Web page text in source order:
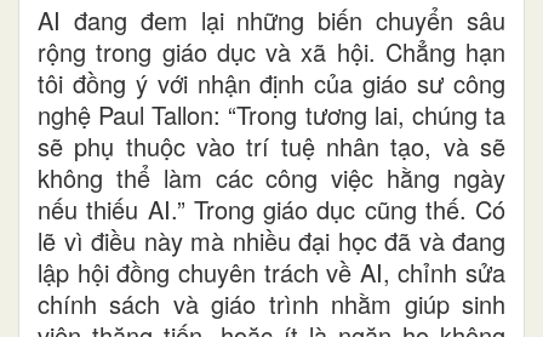
AI đang đem lại những biến chuyển sâu
rộng trong giáo dục và xã hội. Chẳng hạn
tôi đồng ý với nhận định của giáo sư công
nghệ Paul Tallon: “Trong tương lai, chúng ta
sẽ phụ thuộc vào trí tuệ nhân tạo, và sẽ
không thể làm các công việc hằng ngày
nếu thiếu AI.” Trong giáo dục cũng thế. Có
lẽ vì điều này mà nhiều đại học đã và đang
lập hội đồng chuyên trách về AI, chỉnh sửa
chính sách và giáo trình nhằm giúp sinh